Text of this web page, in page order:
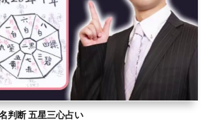
判断 五星三心占い